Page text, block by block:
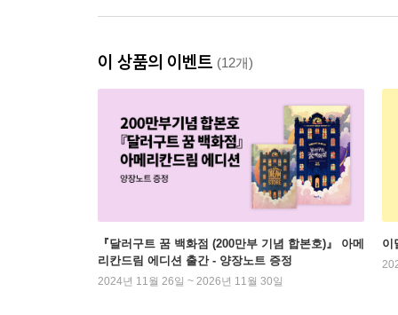
이 상품의 이벤트 (12개)
『달러구트 꿈 백화점 (200만부 기념 합본호)』 아메
리칸드림 에디션 출간 - 양장노트 증정
2024년 11월 26일 ~ 2026년 11월 30일
이